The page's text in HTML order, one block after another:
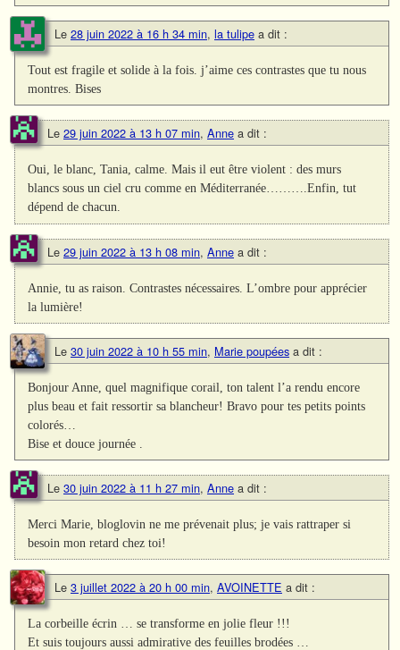
Le 28 juin 2022 à 16 h 34 min, la tulipe a dit :
Tout est fragile et solide à la fois. j’aime ces contrastes que tu nous
montres. Bises
Le 29 juin 2022 à 13 h 07 min, Anne a dit :
Oui, le blanc, Tania, calme. Mais il eut être violent : des murs
blancs sous un ciel cru comme en Méditerranée……….Enfin, tut
dépend de chacun.
Le 29 juin 2022 à 13 h 08 min, Anne a dit :
Annie, tu as raison. Contrastes nécessaires. L’ombre pour apprécier
la lumière!
Le 30 juin 2022 à 10 h 55 min, Marie poupées a dit :
Bonjour Anne, quel magnifique corail, ton talent l’a rendu encore
plus beau et fait ressortir sa blancheur! Bravo pour tes petits points
colorés…
Bise et douce journée .
Le 30 juin 2022 à 11 h 27 min, Anne a dit :
Merci Marie, bloglovin ne me prévenait plus; je vais rattraper si
besoin mon retard chez toi!
Le 3 juillet 2022 à 20 h 00 min, AVOINETTE a dit :
La corbeille écrin … se transforme en jolie fleur !!!
Et suis toujours aussi admirative des feuilles brodées …